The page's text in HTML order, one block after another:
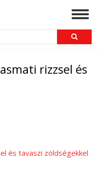
rizzsel és
és tavaszi zöldségekkel